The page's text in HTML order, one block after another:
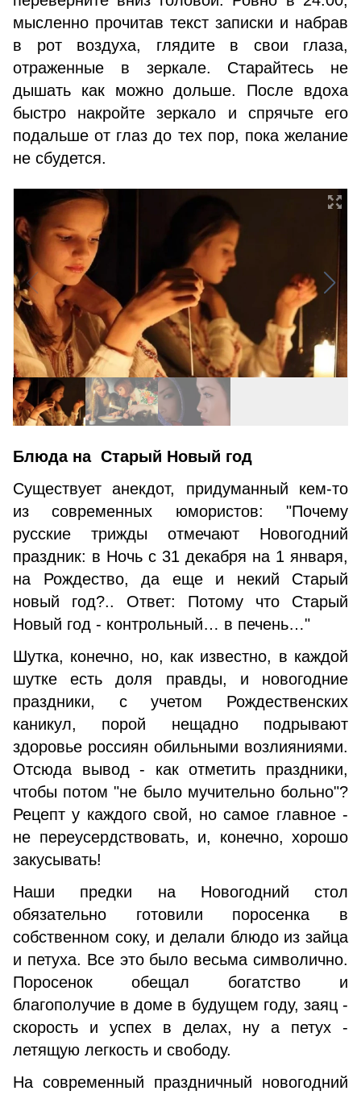
мысленно прочитав текст записки и набрав
в рот воздуха, глядите в свои глаза,
отраженные в зеркале. Старайтесь не
дышать как можно дольше. После вдоха
быстро накройте зеркало и спрячьте его
подальше от глаз до тех пор, пока желание
не сбудется.
Блюда на Старый Новый год
Существует анекдот, придуманный кем-то
из современных юмористов: "Почему
русские трижды отмечают Новогодний
праздник: в Ночь с 31 декабря на 1 января,
на Рождество, да еще и некий Старый
новый год?.. Ответ: Потому что Старый
Новый год - контрольный… в печень…"
Шутка, конечно, но, как известно, в каждой
шутке есть доля правды, и новогодние
праздники, с учетом Рождественских
каникул, порой нещадно подрывают
здоровье россиян обильными возлияниями.
Отсюда вывод - как отметить праздники,
чтобы потом "не было мучительно больно"?
Рецепт у каждого свой, но самое главное -
не переусердствовать, и, конечно, хорошо
закусывать!
Наши предки на Новогодний стол
обязательно готовили поросенка в
собственном соку, и делали блюдо из зайца
и петуха. Все это было весьма символично.
Поросенок обещал богатство и
благополучие в доме в будущем году, заяц -
скорость и успех в делах, ну а петух -
летящую легкость и свободу.
На современный праздничный новогодний